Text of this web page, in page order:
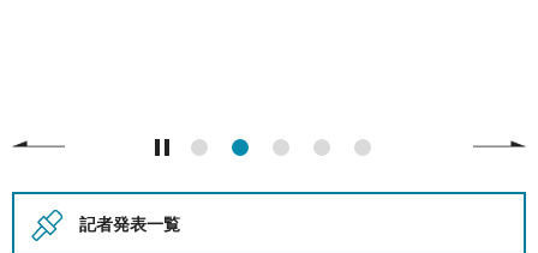
記者発表一覧